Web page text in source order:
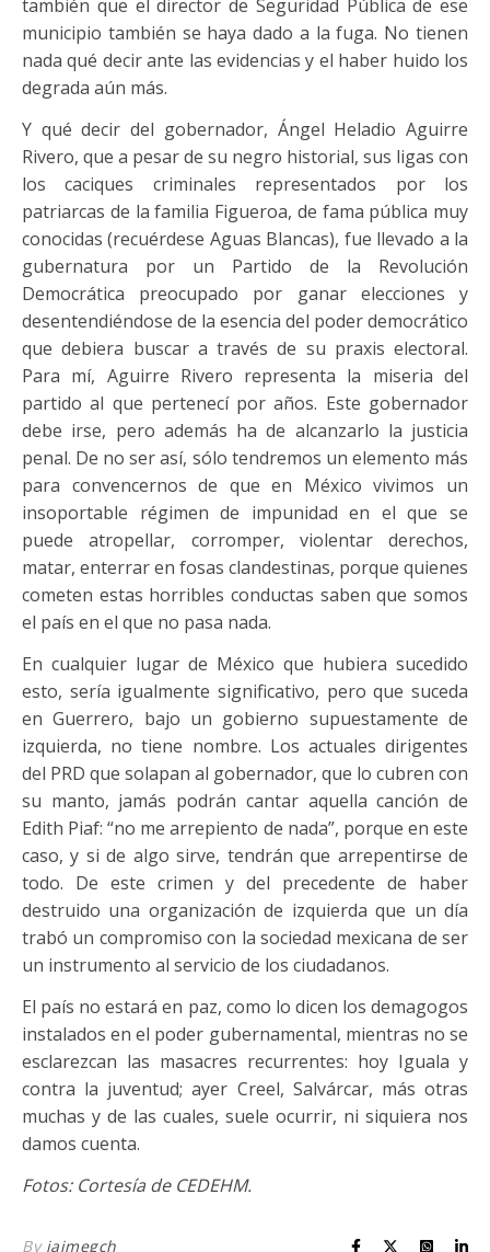
también que el director de Seguridad Pública de ese
municipio también se haya dado a la fuga. No tienen
nada qué decir ante las evidencias y el haber huido los
degrada aún más.
Y qué decir del gobernador, Ángel Heladio Aguirre
Rivero, que a pesar de su negro historial, sus ligas con
los caciques criminales representados por los
patriarcas de la familia Figueroa, de fama pública muy
conocidas (recuérdese Aguas Blancas), fue llevado a la
gubernatura por un Partido de la Revolución
Democrática preocupado por ganar elecciones y
desentendiéndose de la esencia del poder democrático
que debiera buscar a través de su praxis electoral.
Para mí, Aguirre Rivero representa la miseria del
partido al que pertenecí por años. Este gobernador
debe irse, pero además ha de alcanzarlo la justicia
penal. De no ser así, sólo tendremos un elemento más
para convencernos de que en México vivimos un
insoportable régimen de impunidad en el que se
puede atropellar, corromper, violentar derechos,
matar, enterrar en fosas clandestinas, porque quienes
cometen estas horribles conductas saben que somos
el país en el que no pasa nada.
En cualquier lugar de México que hubiera sucedido
esto, sería igualmente significativo, pero que suceda
en Guerrero, bajo un gobierno supuestamente de
izquierda, no tiene nombre. Los actuales dirigentes
del PRD que solapan al gobernador, que lo cubren con
su manto, jamás podrán cantar aquella canción de
Edith Piaf: “no me arrepiento de nada”, porque en este
caso, y si de algo sirve, tendrán que arrepentirse de
todo. De este crimen y del precedente de haber
destruido una organización de izquierda que un día
trabó un compromiso con la sociedad mexicana de ser
un instrumento al servicio de los ciudadanos.
El país no estará en paz, como lo dicen los demagogos
instalados en el poder gubernamental, mientras no se
esclarezcan las masacres recurrentes: hoy Iguala y
contra la juventud; ayer Creel, Salvárcar, más otras
muchas y de las cuales, suele ocurrir, ni siquiera nos
damos cuenta.
Fotos: Cortesía de CEDEHM.
By jaimegch